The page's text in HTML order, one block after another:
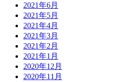
2021年6月
2021年5月
2021年4月
2021年3月
2021年2月
2021年1月
2020年12月
2020年11月